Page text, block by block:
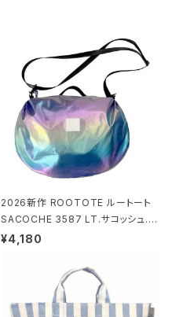
2026新作 ROOTOTE ルートート
SACOCHE 3587 LT.サコッシュ.ル
ミエ-B ショルダーバッグ グロスネイ
¥4,180